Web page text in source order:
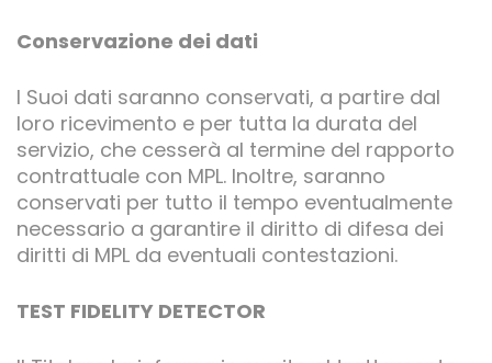
Conservazione dei dati
I Suoi dati saranno conservati, a partire dal
loro ricevimento e per tutta la durata del
servizio, che cesserà al termine del rapporto
contrattuale con MPL. Inoltre, saranno
conservati per tutto il tempo eventualmente
necessario a garantire il diritto di difesa dei
diritti di MPL da eventuali contestazioni.
TEST FIDELITY DETECTOR